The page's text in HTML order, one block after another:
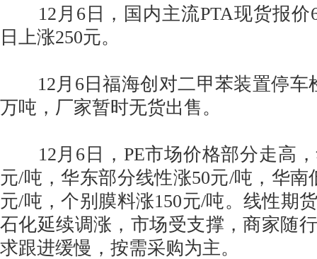
12月6日，国内主流PTA现货报价
日上涨250元。
12月6日福海创对二甲苯装置停车
万吨，厂家暂时无货出售。
12月6日，PE市场价格部分走高，
元/吨，华东部分线性涨50元/吨，华南
元/吨，个别膜料涨150元/吨。线性期
石化延续调涨，市场受支撑，商家随
求跟进缓慢，按需采购为主。